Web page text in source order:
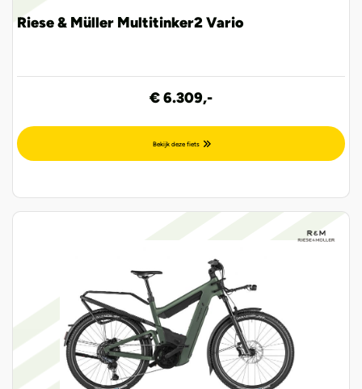
Riese & Müller Multitinker2 Vario
€ 6.309,-
Bekijk deze fiets